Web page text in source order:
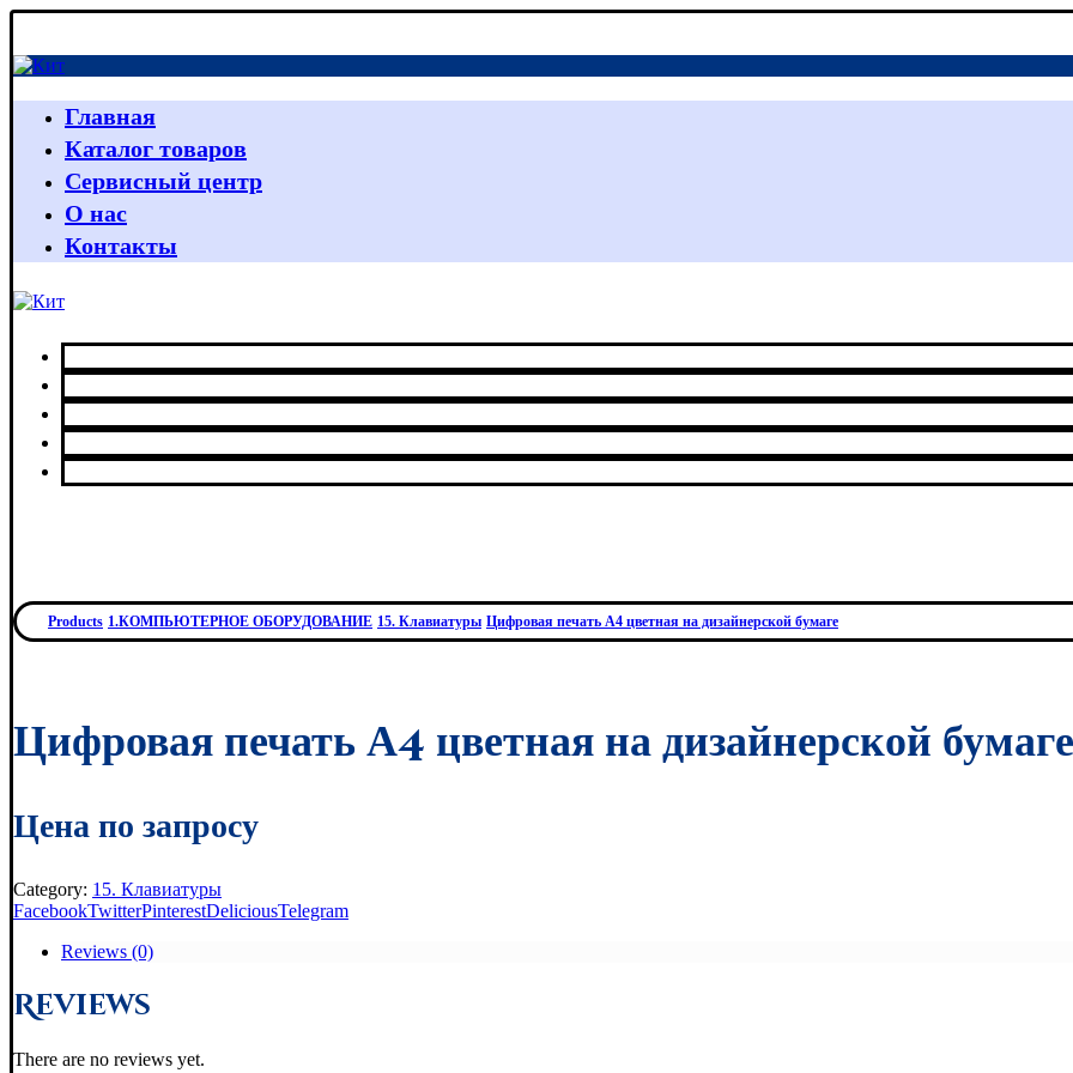
Главная
Каталог товаров
Сервисный центр
О нас
Контакты
Products 1.КОМПЬЮТЕРНОЕ ОБОРУДОВАНИЕ 15. Клавиатуры Цифровая печать А4 цветная на дизайнерской бумаге
Цифровая печать А4 цветная на дизайнерской бумаге
Цена по запросу
Category: 15. Клавиатуры
FacebookTwitterPinterestDeliciousTelegram
Reviews (0)
Reviews
There are no reviews yet.